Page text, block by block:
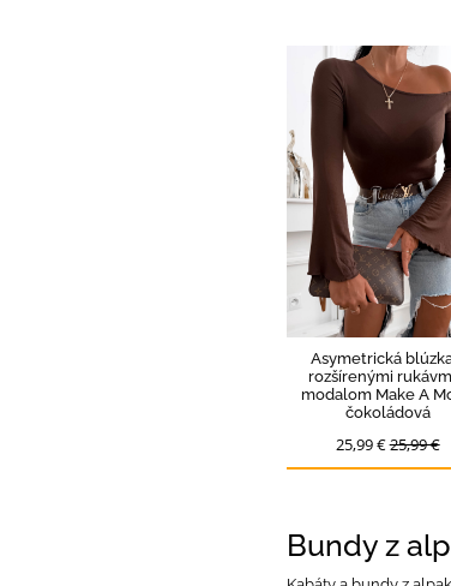
Asymetrická
rozšírenými
modalom Make A
čokoládová
25,99 €25,99 €
Bundy z